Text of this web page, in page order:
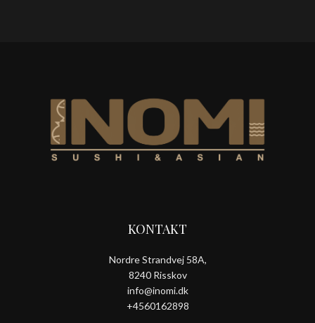
KONTAKT
Nordre Strandvej 58A,
8240 Risskov
info@inomi.dk
+4560162898